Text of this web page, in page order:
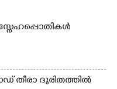
ഫോട്ടോ: കെ.വിശ്വജി
തീരാ ദുരിതത്തിൽ